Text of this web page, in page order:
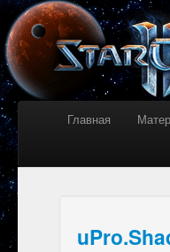
Главная